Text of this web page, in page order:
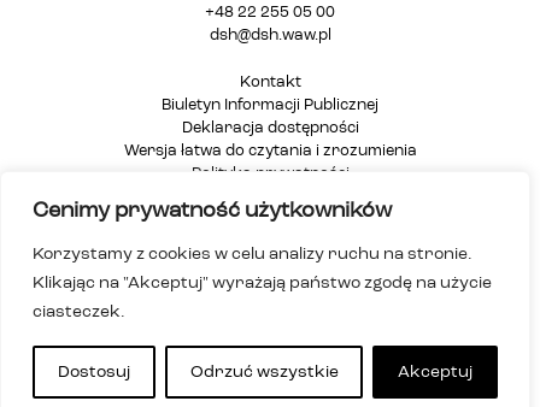
Cenimy prywatność użytkowników
Korzystamy z cookies w celu analizy ruchu na stronie.
Klikając na "Akceptuj" wyrażają państwo zgodę na użycie
ciasteczek.
Dostosuj Odrzuć wszystkie Akceptuj
+48 22 255 05 00
dsh@dsh.waw.pl
Kontakt
Biuletyn Informacji Publicznej
Deklaracja dostępności
Wersja łatwa do czytania i zrozumienia
Polityka prywatności
Mapa strony